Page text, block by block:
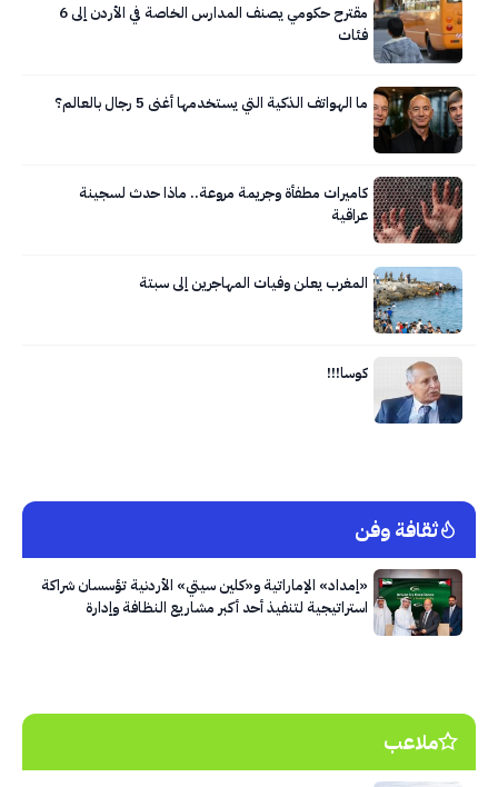
مقترح حكومي يصنف المدارس الخاصة في الأردن إلى 6
فئات
ما الهواتف الذكية التي يستخدمها أغنى 5 رجال بالعالم؟
كاميرات مطفأة وجريمة مروعة.. ماذا حدث لسجينة
عراقية
المغرب يعلن وفيات المهاجرين إلى سبتة
كوسا!!!
ثقافة وفن
«إمداد» الإماراتية و«كلين سيتي» الأردنية تؤسسان شراكة
استراتيجية لتنفيذ أحد أكبر مشاريع النظافة وإدارة
ملاعب